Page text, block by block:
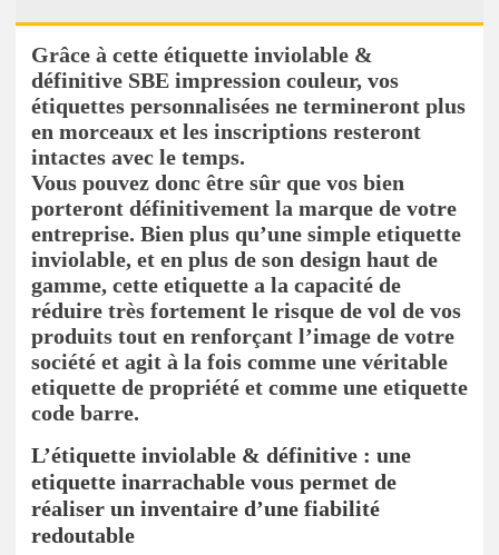
Grâce à cette étiquette inviolable &
définitive SBE impression couleur, vos
étiquettes personnalisées ne termineront plus
en morceaux et les inscriptions resteront
intactes avec le temps.
Vous pouvez donc être sûr que vos bien
porteront définitivement la marque de votre
entreprise. Bien plus qu’une simple etiquette
inviolable, et en plus de son design haut de
gamme, cette etiquette a la capacité de
réduire très fortement le risque de vol de vos
produits tout en renforçant l’image de votre
société et agit à la fois comme une véritable
etiquette de propriété et comme une etiquette
code barre.
L’étiquette inviolable & définitive : une
etiquette inarrachable vous permet de
réaliser un inventaire d’une fiabilité
redoutable